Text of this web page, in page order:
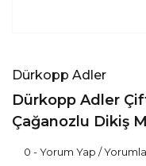
Dürkopp Adler
Dürkopp Adler
Çağanozlu Dikiş
0 - Yorum Yap /